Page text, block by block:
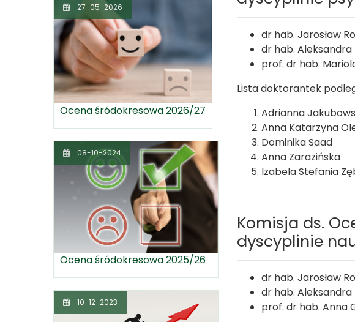
27-05-2026
Ocena śródokresowa 2026/27
08-10-2024
Ocena śródokresowa 2025/26
10-12-2023
dr hab. Jarosław
dr hab. Aleksandra
prof. dr hab.
Lista doktorantek
Adrianna
Anna Katarzyna
Dominika Saad
Anna Zarazińska
Izabela Stefania
Komisja ds.
dyscyplinie
dr hab. Jarosław
dr hab. Aleksandra
prof. dr hab. Anna